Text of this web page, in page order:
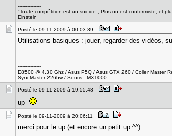
---------------
"Toute compétition est un suicide ; Plus on est conformiste, et
Einstein
Posté le 09-11-2009 à 00:03:39
Utilisations basiques : jouer, regarder des vidéos,
---------------
E8500 @ 4.30 Ghz / Asus P5Q / Asus GTX 260 / Coller Master
SyncMaster 226bw / Souris : MX1000
Posté le 09-11-2009 à 19:55:48
up
Posté le 09-11-2009 à 20:06:11
merci pour le up (et encore un petit up ^^)